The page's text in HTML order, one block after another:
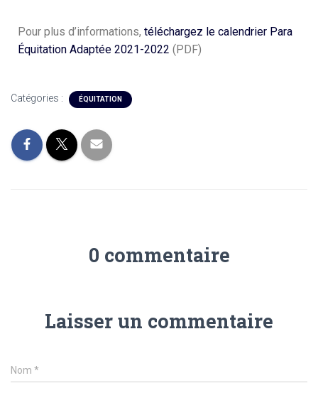
Pour plus d’informations, téléchargez le calendrier Para
Équitation Adaptée 2021-2022 (PDF)
Catégories : ÉQUITATION
0 commentaire
Laisser un commentaire
Nom *